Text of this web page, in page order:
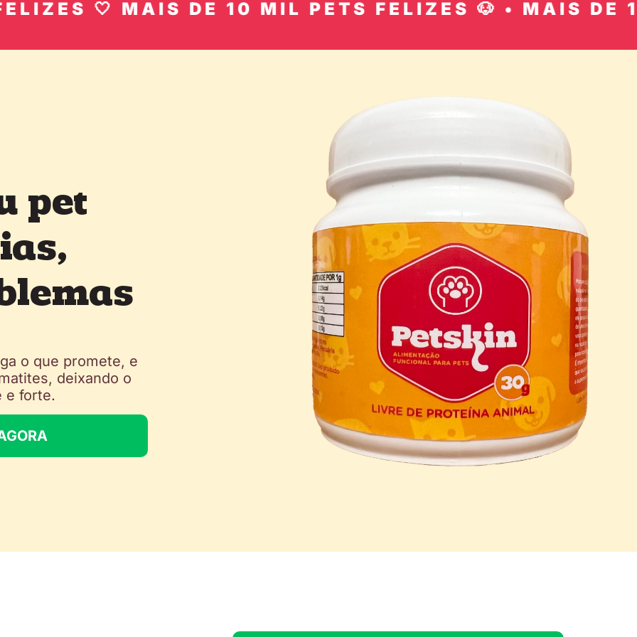
🤍 MAIS DE 10 MIL PETS FELIZES 🐶 • MAIS DE 10
pet
o que promete, e
deixando o
e forte.